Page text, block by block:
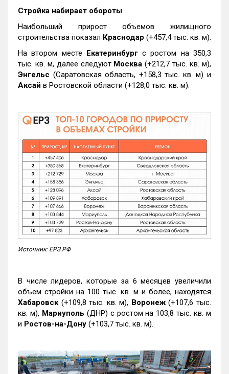
Стройка набирает обороты
Наибольший прирост объемов жилищного
строительства показал Краснодар (+457,4 тыс. кв. м).
На втором месте Екатеринбургс ростом на 350,3
тыс. кв. м, далее следуют Москва (+212,7 тыс. кв. м),
Энгельс (Саратовская область, +158,3 тыс. кв. м) и
Аксай в Ростовской области (+128,0 тыс. кв. м).
Источник: ЕРЗ.РФ
В числе лидеров, которые за 6 месяцев увеличили
объем стройки на 100 тыс. кв. м и более, находятся
Хабаровск (+109,8 тыс. кв. м), Воронеж(+107,6 тыс.
кв. м), Мариуполь (ДНР) с ростом на 103,8 тыс. кв. м
и Ростов-на-Дону (+103,7 тыс. кв. м).